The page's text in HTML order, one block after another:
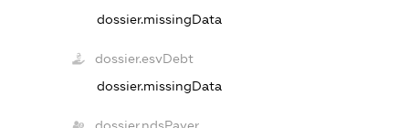
dossier.missingData
dossier.esvDebt
dossier.missingData
dossier.ndsPayer